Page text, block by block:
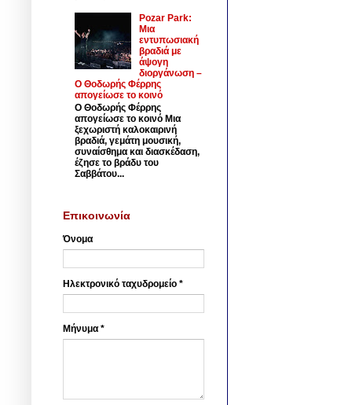
Pozar Park:
Μια
εντυπωσιακή
βραδιά με
άψογη
διοργάνωση –
Ο Θοδωρής Φέρρης
απογείωσε το κοινό
Ο Θοδωρής Φέρρης
απογείωσε το κοινό Μια
ξεχωριστή καλοκαιρινή
βραδιά, γεμάτη μουσική,
συναίσθημα και διασκέδαση,
έζησε το βράδυ του
Σαββάτου...
Επικοινωνία
Όνομα
Ηλεκτρονικό ταχυδρομείο *
Μήνυμα *